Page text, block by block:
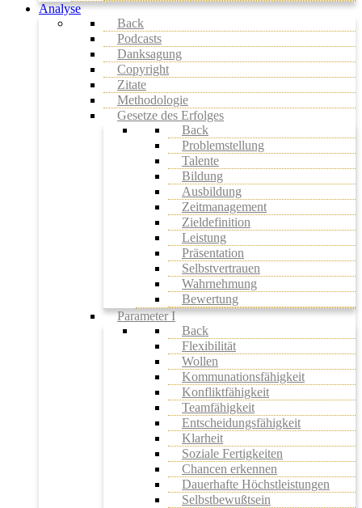
Analyse
Back
Podcasts
Danksagung
Copyright
Zitate
Methodologie
Gesetze des Erfolges
Back
Problemstellung
Talente
Bildung
Ausbildung
Zeitmanagement
Zieldefinition
Leistung
Präsentation
Selbstvertrauen
Wahrnehmung
Bewertung
Parameter I
Back
Flexibilität
Wollen
Kommunationsfähigkeit
Konfliktfähigkeit
Teamfähigkeit
Entscheidungsfähigkeit
Klarheit
Soziale Fertigkeiten
Chancen erkennen
Dauerhafte Höchstleistungen
Selbstbewußtsein